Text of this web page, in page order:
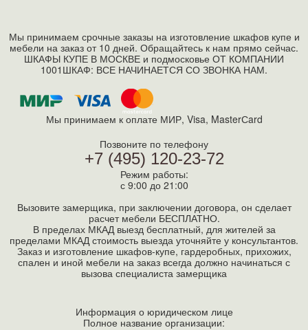
Мы принимаем срочные заказы на изготовление шкафов купе и
мебели на заказ от 10 дней. Обращайтесь к нам прямо сейчас.
ШКАФЫ КУПЕ В МОСКВЕ и подмосковье ОТ КОМПАНИИ
1001ШКАФ: ВСЕ НАЧИНАЕТСЯ СО ЗВОНКА НАМ.
Мы принимаем к оплате МИР, Visa, MasterСard
Позвоните по телефону
+7 (495) 120-23-72
Режим работы:
с 9:00 до 21:00
Вызовите замерщика, при заключении договора, он сделает
расчет мебели БЕСПЛАТНО.
В пределах МКАД выезд бесплатный, для жителей за
пределами МКАД стоимость выезда уточняйте у консультантов.
Заказ и изготовление шкафов-купе, гардеробных, прихожих,
спален и иной мебели на заказ всегда должно начинаться с
вызова специалиста замерщика
Информация о юридическом лице
Полное название организации: